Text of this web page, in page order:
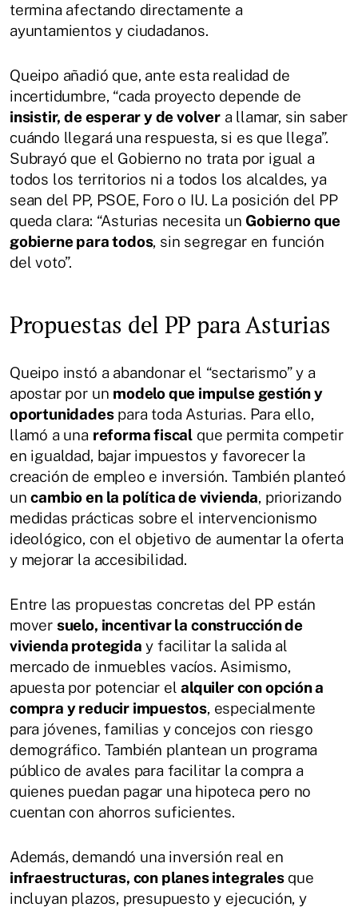
termina afectando directamente a
ayuntamientos y ciudadanos.
Queipo añadió que, ante esta realidad de
incertidumbre, “cada proyecto depende de
insistir, de esperar y de volvera llamar, sin saber
cuándo llegará una respuesta, si es que llega”.
Subrayó que el Gobierno no trata por igual a
todos los territorios ni a todos los alcaldes, ya
sean del PP, PSOE, Foro o IU. La posición del PP
queda clara: “Asturias necesita un Gobierno que
gobierne para todos, sin segregar en función
del voto”.
Propuestas del PP para Asturias
Queipo instó a abandonar el “sectarismo” y a
apostar por un modelo que impulse gestión y
oportunidadespara toda Asturias. Para ello,
llamó a una reforma fiscal que permita competir
en igualdad, bajar impuestos y favorecer la
creación de empleo e inversión. También planteó
uncambio en la política de vivienda, priorizando
medidas prácticas sobre el intervencionismo
ideológico, con el objetivo de aumentar la oferta
y mejorar la accesibilidad.
Entre las propuestas concretas del PP están
mover suelo, incentivar la construcción de
vivienda protegida y facilitar la salida al
mercado de inmuebles vacíos. Asimismo,
apuesta por potenciar elalquiler con opción a
compra y reducir impuestos, especialmente
para jóvenes, familias y concejos con riesgo
demográfico. También plantean un programa
público de avales para facilitar la compra a
quienes puedan pagar una hipoteca pero no
cuentan con ahorros suficientes.
Además, demandó una inversión real en
infraestructuras, con planes integralesque
incluyan plazos, presupuesto y ejecución, y